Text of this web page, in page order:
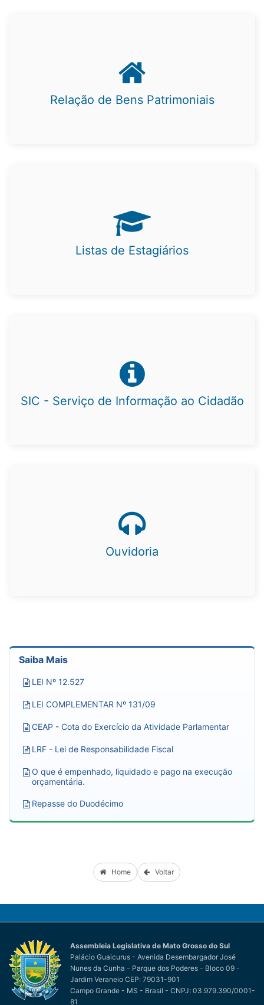
Relação de Bens Patrimoniais
Listas de Estagiários
SIC - Serviço de Informação ao Cidadão
Ouvidoria
Saiba Mais
LEI Nº 12.527
LEI COMPLEMENTAR Nº 131/09
CEAP - Cota do Exercício da Atividade Parlamentar
LRF - Lei de Responsabilidade Fiscal
O que é empenhado, liquidado e pago na execução
orçamentária.
Repasse do Duodécimo
Home Voltar
Assembleia Legislativa de Mato Grosso do Sul
Palácio Guaicurus - Avenida Desembargador José
Nunes da Cunha - Parque dos Poderes - Bloco 09 -
Jardim Veraneio CEP: 79031-901
Campo Grande - MS - Brasil - CNPJ: 03.979.390/0001-
81